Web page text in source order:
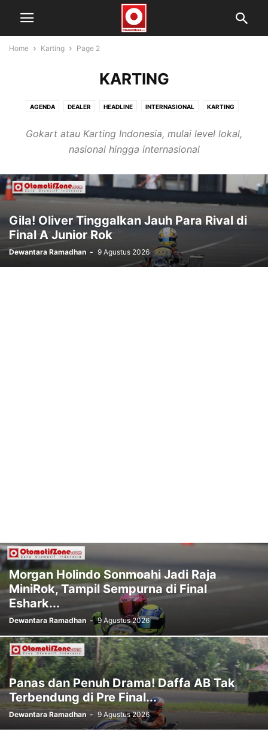
Home Karting Page 2
KARTING
AGENDA DEALER HEADLINE INTERNASIONAL KARTING
NEWS OPINI OZ BABES PEMERAN OTOMOTIF PRODUK
RACE RESULTS RACING RODA 2 RACING RODA 4
Gokart atau Karting Indonesia, mulai level lokal,
nasional hingga internasional
Gila! Oliver Tinggalkan Jauh Para Rival di
Final A Junior Rok
Dewantara Ramadhan - 9 Agustus 2026
Morgan Holindo Sonmoahi Jadi Raja
MiniRok, Tampil Sempurna di Final
Eshark...
Dewantara Ramadhan - 9 Agustus 2026
Panas dan Penuh Drama! Daffa AB Tak
Terbendung di Pre Final...
Dewantara Ramadhan - 9 Agustus 2026